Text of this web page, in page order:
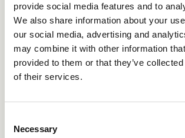
provide social media features and to
We also share information about your
our social media, advertising and
may combine it with other information
provided to them or that they’ve
of their services.
Selection
Necessary
организма с магнезиеви йони също
стабилизиране на сърдения ритъм.
успокоителни лекарства
склонността към определени
нужен специфичен антиаритмичен
определя след подробен
който включва електрокардиограма